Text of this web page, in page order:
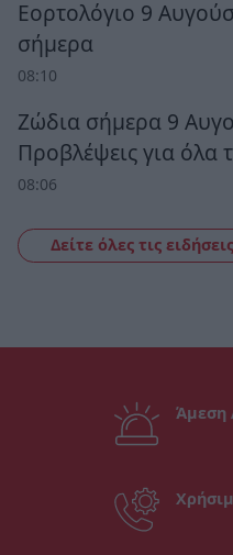
Εορτολόγιο 9
σήμερα
08:10
Ζώδια σήμερα 9
Προβλέψεις για όλα
08:06
Δείτε όλες τις ειδήσεις
Άμεση